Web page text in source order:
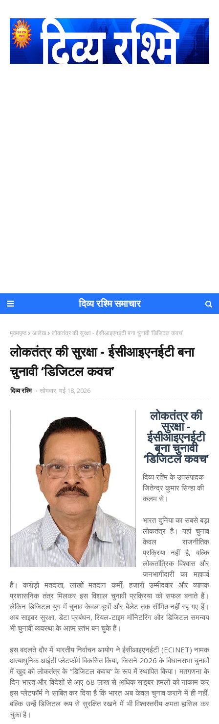
दिव्य रश्मि समाचार
मुख्यपृष्ठ आलेख लोकतंत्र की सुरक्षा - ईसीआइएनईटी बना चुनावी ‘डिजिटल कवच’
लोकतंत्र की सुरक्षा - ईसीआइएनईटी बना
चुनावी ‘डिजिटल कवच’
दिव्य रश्मि सोमवार, मई 18, 2026
लोकतंत्र की
सुरक्षा -
ईसीआइएनईटी
बना चुनावी
‘डिजिटल कवच’
दिव्य रश्मि के उपसंपादक
जितेन्द्र कुमार सिन्हा की
कलम से।
भारत दुनिया का सबसे बड़ा
लोकतंत्र है। यहां चुनाव
केवल राजनीतिक
प्रक्रिया नहीं है, बल्कि
लोकतांत्रिक विश्वास और
जनभागीदारी का महापर्व
हैं। करोड़ों मतदाता, लाखों मतदान कर्मी, हजारों उम्मीदवार और व्यापक
प्रशासनिक तंत्र मिलकर इस विशाल चुनावी प्रक्रिया को सफल बनाते हैं।
लेकिन डिजिटल युग में चुनाव केवल बूथों और बैलेट तक सीमित नहीं रह गए हैं।
अब साइबर सुरक्षा, डेटा प्रबंधन, रियल-टाइम मॉनिटरिंग और डिजिटल समन्वय
भी चुनावी व्यवस्था के अहम स्तंभ बन चुके हैं।
इस बदलते दौर में भारतीय निर्वाचन आयोग ने ईसीआइएनईटी (ECINET) नामक
अत्याधुनिक आईटी प्लेटफॉर्म विकसित किया, जिसने 2026 के विधानसभा चुनावों
में खुद को लोकतंत्र के “डिजिटल कवच” के रूप में स्थापित किया। मतगणना के
दिन भारत और विदेशों से आए 68 लाख से अधिक साइबर हमलों को नाकाम कर
इस प्लेटफॉर्म ने साबित कर दिया है कि भारत अब केवल चुनाव कराने में ही नहीं,
बल्कि उन्हें डिजिटल रूप से सुरक्षित रखने में भी विश्वस्तरीय क्षमता हासिल कर
चुका है।